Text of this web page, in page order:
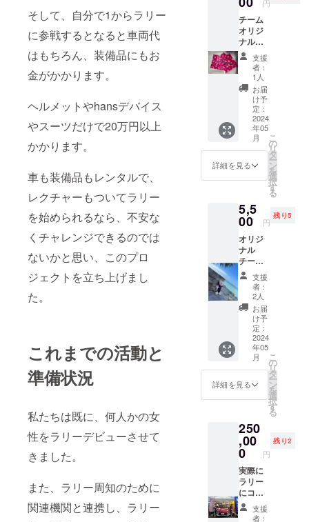
そして、自分で1からラリー
に参戦するとなると車両代
はもちろん、装備品にもお
金がかかります。
ヘルメットやhansデバイス
やスーツだけで20万円以上
かかります。
車も装備品もレンタルで、
レクチャーもついてラリー
を始められるなら、不安な
くチャレンジできるのでは
ないかと思い、このプロ
ジェクトを立ち上げまし
た。
これまでの活動と
準備状況
私たちは既に、何人かの女
性をラリーデビューさせて
きました。
また、ラリー周知のために
関連機関と連携し、ラリー
円
チーム
オリジ
ナルハ
ンドタ
オル サ
キュー
レター
支援
者：
1人
お届
け予
定：
2024
年05
月
詳細を見る
こ
の
リ
タ
ー
ン
を
選
択
す
る
5,5
00 円
残り5
オリジ
ナル
チーム
応援ベ
ア 支援
者：
2人
お届
け予
定：
2024
年05
月
詳細を見る
こ
の
リ
タ
ー
ン
を
選
択
す
る
250
,00
0 円
残り2
実際に
ラリー
にコド
ライ
バーと
支援
者：